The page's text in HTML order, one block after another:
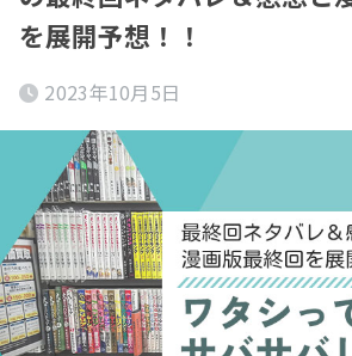
を展開予想！！
2023年10月5日